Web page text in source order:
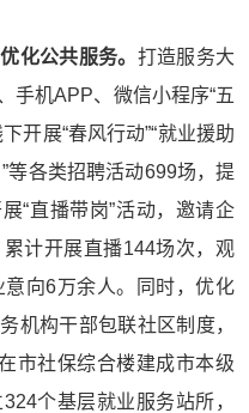
化公共服务。 打造服务大
手机APP、微信小程序“五
开展“春风行动”“就业援助
”等各类招聘活动699场，提
“直播带岗”活动，邀请企
计开展直播144场次，观
向6万余人。同时，优化
机构干部包联社区制度，
市社保综合楼建成市本级
个基层就业服务站所，